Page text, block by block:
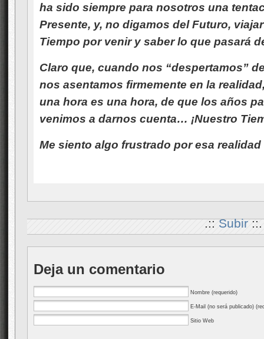
ha sido siempre para nosotros una
Presente, y, no digamos del Futuro,
Tiempo por venir y saber lo que pasará
Claro que, cuando nos “despertamos”
nos asentamos firmemente en la
una hora es una hora, de que los años
venimos a darnos cuenta… ¡Nuestro
Me siento algo frustrado por esa
.::Subir::.
Deja un comentario
Nombre (requerido)
E-Mail (no será publicado)
Sitio Web